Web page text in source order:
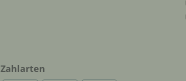
Zahlarten